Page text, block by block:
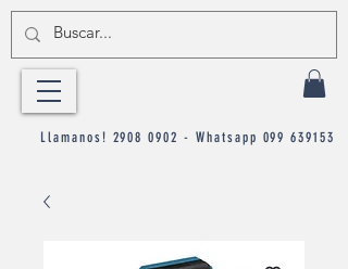
Llamanos! 2908 0902 - Whatsapp 099 639153